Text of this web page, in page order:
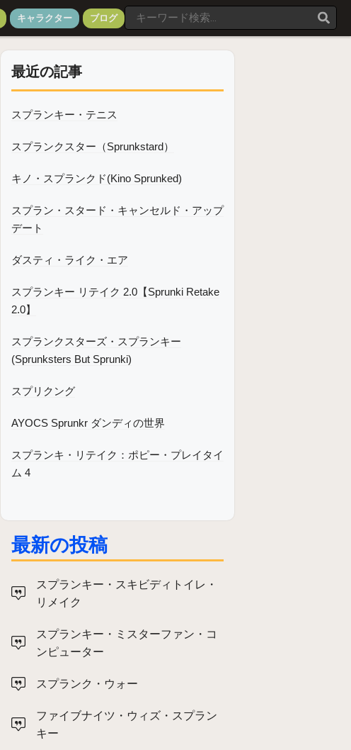
キャラクター ブログ
最近の記事
スプランキー・テニス
スプランクスター（Sprunkstard）
キノ・スプランクド(Kino Sprunked)
スプラン・スタード・キャンセルド・アップ
デート
ダスティ・ライク・エア
スプランキー リテイク 2.0【Sprunki Retake
2.0】
スプランクスターズ・スプランキー
(Sprunksters But Sprunki)
スプリクング
AYOCS Sprunkr ダンディの世界
スプランキ・リテイク：ポピー・プレイタイ
ム 4
最新の投稿
スプランキー・スキビディトイレ・
リメイク
スプランキー・ミスターファン・コ
ンピューター
スプランク・ウォー
ファイブナイツ・ウィズ・スプラン
キー